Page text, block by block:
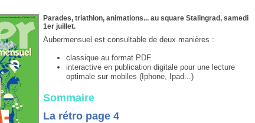
Parades, triathlon, animations... au square Stalingrad, samedi
1er juillet.
Aubermensuel est consultable de deux manières :
classique au format PDF
interactive en publication digitale pour une lecture
optimale sur mobiles (Iphone, Ipad...)
Sommaire
La rétro page 4